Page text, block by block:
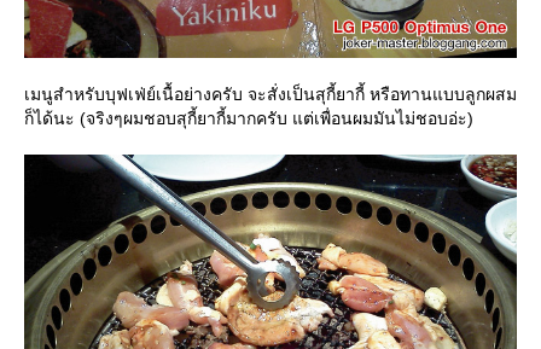
เมนูสำหรับบุฟเฟ่ย์เนื้อย่างครับ จะสั่งเป็นสุกี้ยากี้ หรือทานแบบลูกผสม
ก็ได้นะ (จริงๆผมชอบสุกี้ยากี้มากครับ แต่เพื่อนผมมันไม่ชอบอ่ะ)